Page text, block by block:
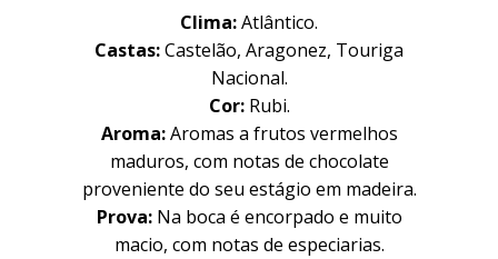
Clima:Atlântico.
Castas:Castelão, Aragonez, Touriga
Nacional.
Cor: Rubi.
Aroma:Aromas a frutos vermelhos
maduros, com notas de chocolate
proveniente do seu estágio em madeira.
Prova: Na boca é encorpado e muito
macio, com notas de especiarias.